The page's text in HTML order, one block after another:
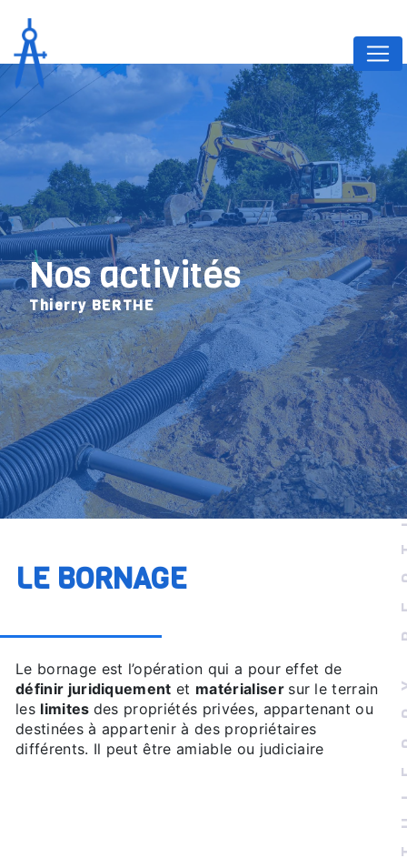
Nos activités
Thierry BERTHE
LE BORNAGE
Le bornage est l’opération qui a pour effet de
définir juridiquement et matérialiser sur le terrain
les limites des propriétés privées, appartenant ou
destinées à appartenir à des propriétaires
différents. Il peut être amiable ou judiciaire